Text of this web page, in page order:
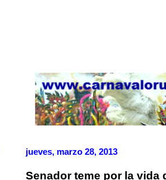
jueves, marzo 28, 2013
Senador teme por la vida